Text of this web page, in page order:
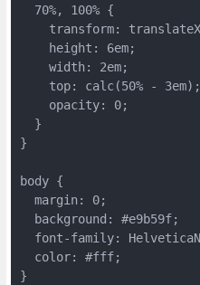
  70%, 100% {
transform:
    height: 6em;
    width: 2em;
    top: calc(50% - 3em);
    opacity: 0;
  }
}
body {
  margin: 0;
  background: #e9b59f;
font-family:
  color: #fff;
}